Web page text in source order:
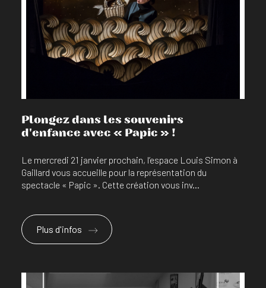
En savoir plus
Plongez dans les souvenirs
d'enfance avec « Papic » !
Le mercredi 21 janvier prochain, l’espace Louis Simon à
Gaillard vous accueille pour la représentation du
spectacle « Papic ». Cette création vous inv...
Plus d'infos